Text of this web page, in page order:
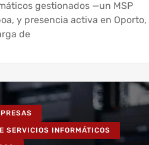
gestionados —un MSP
y presencia activa en Oporto,
de
SERVICIOS INFORMÁTICOS